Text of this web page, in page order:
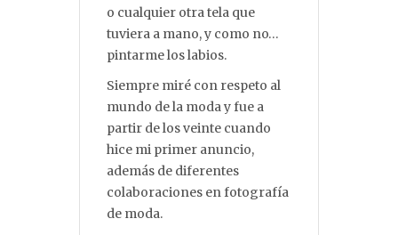
o cualquier otra tela que
tuviera a mano, y como no…
pintarme los labios.
Siempre miré con respeto al
mundo de la moda y fue a
partir de los veinte cuando
hice mi primer anuncio,
además de diferentes
colaboraciones en fotografía
de moda.